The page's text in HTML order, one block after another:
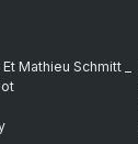
Mathieu Schmitt _